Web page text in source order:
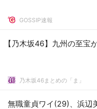
GOSSIP速報
【乃木坂46】九州の至宝
乃木坂46まとめの「ま」
無職童貞ワイ(29)、浜辺